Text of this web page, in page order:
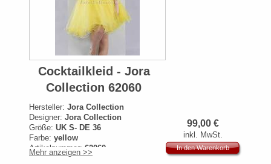
99,00€
inkl. MwSt.
In den Warenkorb
Cocktailkleid - Jora
Collection 62060
Hersteller: Jora Collection
Designer: Jora Collection
Größe: UK S- DE 36
Farbe: yellow
Artikelnummer:62060
Originalpreis:319€
Mehr anzeigen >>